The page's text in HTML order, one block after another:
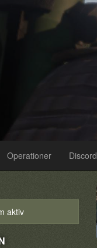
Operationer Discord
aktiv